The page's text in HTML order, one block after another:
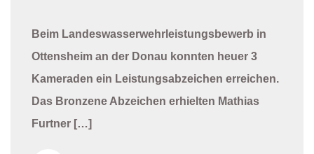
Beim Landeswasserwehrleistungsbewerb in
Ottensheim an der Donau konnten heuer 3
Kameraden ein Leistungsabzeichen erreichen.
Das Bronzene Abzeichen erhielten Mathias
Furtner […]